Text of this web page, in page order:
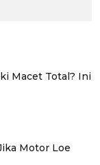
Macet Total? Ini
Motor Loe